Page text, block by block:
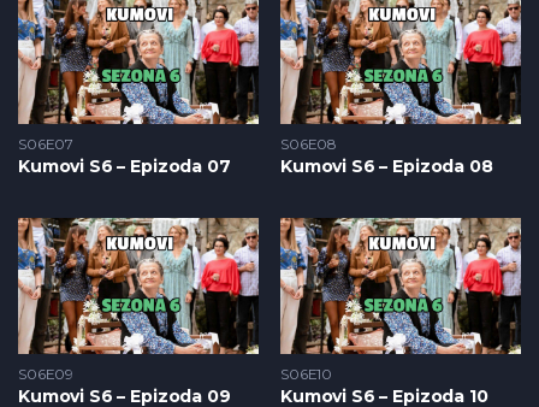
S06E07
Kumovi S6 – Epizoda 07
S06E08
Kumovi S6 – Epizoda 08
S06E09
Kumovi S6 – Epizoda 09
S06E10
Kumovi S6 – Epizoda 10